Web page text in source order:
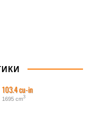
103.4 cu-in
1695 cm3